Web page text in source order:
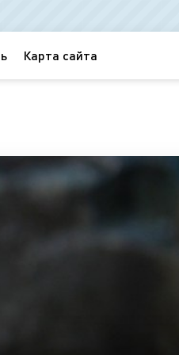
Карта сайта